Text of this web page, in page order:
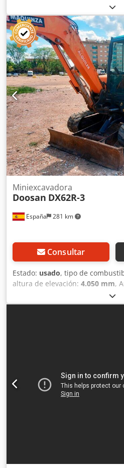
, Peso
Dimensiones (lxanxal): 772 x
Doosan Doosan DL06K Tier IIIB
Monserrat (Barcelona) La
una máquina robusta y
tierras o carga de materiales.
sistema hidráulico funciona
obras de gran volumen.
2,5 m3 Capacidad de depósito:
Aniorf Luces: Circulación y 6 de
CE
España 281 km
Miniexcavadora
Doosan DX62R-3
Consultar
Estado: usado, tipo de
altura de elevación: 4.050 mm,
6.900 h
2015 Peso en vacío: 6.000 kg
198 x 255 cm Tipo de motor:
Lista para seguir trabajando
excavación: 5.785 mm Crjdpfx
nivel: 6.230 mm Capacidad de